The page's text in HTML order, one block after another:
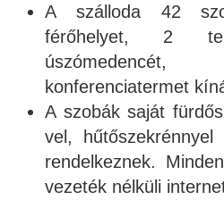
A szálloda 42
férőhelyet, 2
konferenciatermet
A szobák saját
vel,
rendelkeznek.
vezeték nélküli